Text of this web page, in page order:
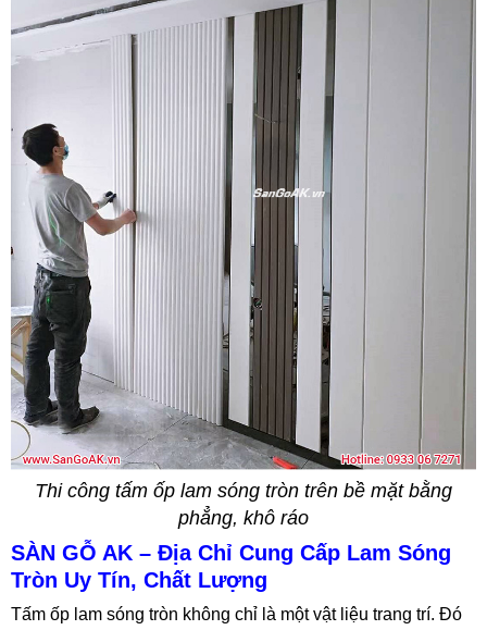
Thi công tấm ốp lam sóng tròn trên bề mặt bằng
phẳng, khô ráo
SÀN GỖ AK – Địa Chỉ Cung Cấp Lam Sóng
Tròn Uy Tín, Chất Lượng
Tấm ốp lam sóng tròn không chỉ là một vật liệu trang trí. Đó